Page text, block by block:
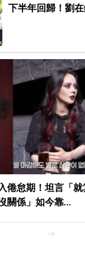
下半年回歸！劉
倦怠期！坦言「就
關係」如今靠
樂趣